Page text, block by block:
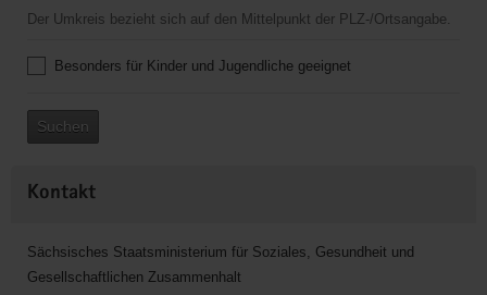
Der Umkreis bezieht sich auf den Mittelpunkt der PLZ-/Ortsangabe.
Besonders für Kinder und Jugendliche geeignet
Suchen
Kontakt
Sächsisches Staatsministerium für Soziales, Gesundheit und
Gesellschaftlichen Zusammenhalt